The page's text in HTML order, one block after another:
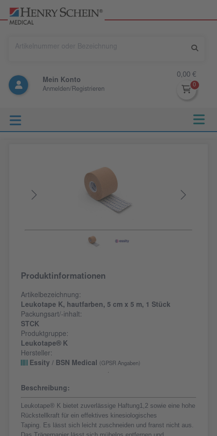
Mein Konto
Anmelden/Registrieren
0,00 €
Produktinformationen
Artikelbezeichnung:
Leukotape K, hautfarben, 5 cm x 5 m, 1 Stück
Packungsart/-inhalt:
STCK
Produktgruppe:
Leukotape® K
Hersteller:
Essity / BSN Medical
(GPSR Angaben)
Beschreibung:
Leukotape® K bietet zuverlässige Haftung1,2 sowie eine hohe
Rückstellkraft für ein effektives kinesiologisches
Taping. Es lässt sich leicht zuschneiden und franst nicht aus.